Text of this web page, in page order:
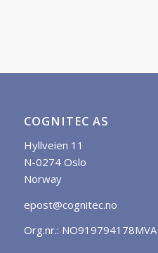
COGNITEC AS
Hyllveien 11
N-0274 Oslo
Norway
epost@cognitec.no
Org.nr.: NO919794178MVA